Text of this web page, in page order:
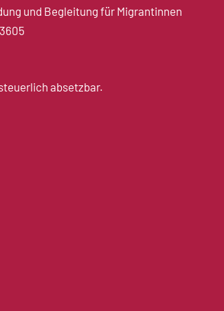
und Begleitung für Migrantinnen
absetzbar.